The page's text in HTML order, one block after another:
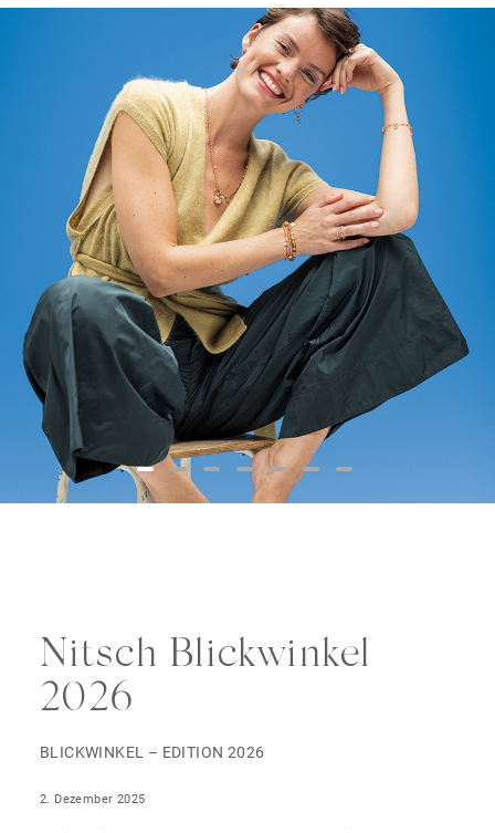
Nitsch Blickwinkel
2026
BLICKWINKEL – EDITION 2026
2. Dezember 2025